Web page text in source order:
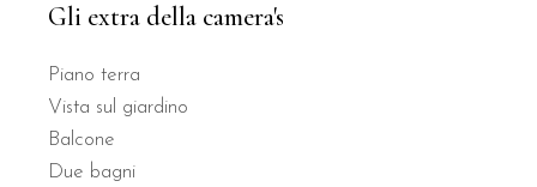
Gli extra della camera's
Piano terra
Vista sul giardino
Balcone
Due bagni